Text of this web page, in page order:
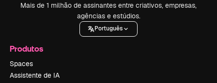
Mais de 1 milhão de assinantes entre criativos, empresas,
agências e estúdios.
Português
Produtos
Spaces
Assistente de IA